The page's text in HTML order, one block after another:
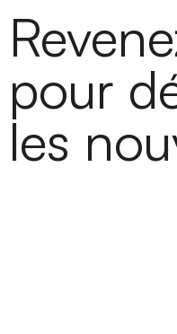
pour
les